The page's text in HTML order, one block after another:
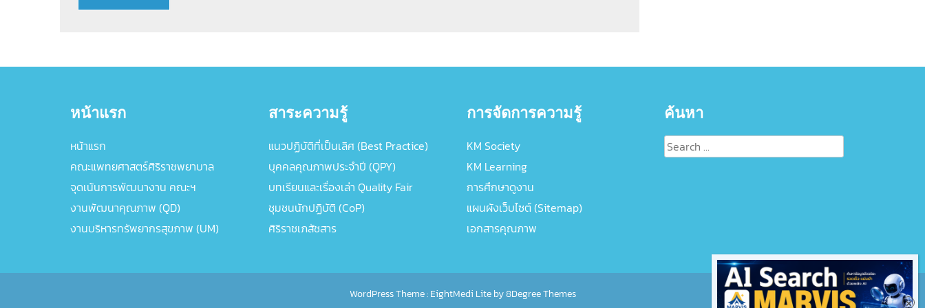
หน้าแรก
หน้าแรก
คณะแพทยศาสตร์ศิริราชพยาบาล
จุดเน้นการพัฒนางาน คณะฯ
งานพัฒนาคุณภาพ (QD)
งานบริหารทรัพยากรสุขภาพ (UM)
สาระความรู้
แนวปฏิบัติที่เป็นเลิศ (Best Practice)
บุคคลคุณภาพประจำปี (QPY)
บทเรียนและเรื่องเล่า Quality Fair
ชุมชนนักปฏิบัติ (CoP)
ศิริราชเภสัชสาร
การจัดการความรู้
KM Society
KM Learning
การศึกษาดูงาน
แผนผังเว็บไซต์ (Sitemap)
เอกสารคุณภาพ
ค้นหา
Search
for:
WordPress Theme :EightMedi Liteby 8Degree Themes